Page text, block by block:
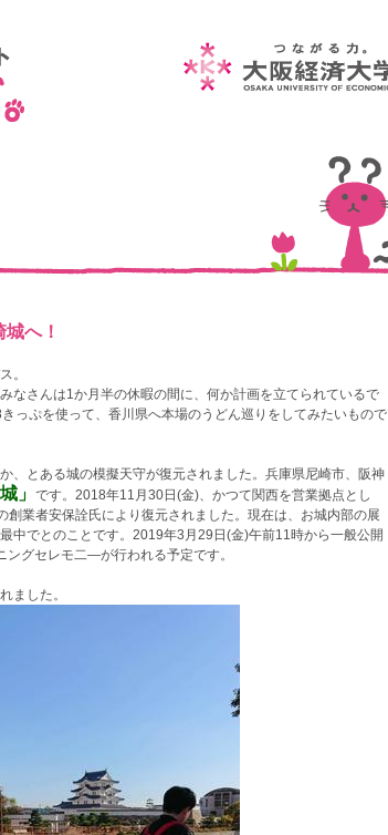
へ！
。
なさんは1か月半の休暇の間に、何か計画を立てられているで
っぷを使って、香川県へ本場のうどん巡りをしてみたいもので
、とある城の模擬天守が復元されました。兵庫県尼崎市、阪神
」
です。2018年11月30日(金)、かつて関西を営業拠点とし
創業者安保詮氏により復元されました。現在は、お城内部の展
中でとのことです。2019年3月29日(金)午前11時から一般公開
ングセレモ二―が行われる予定です。
ました。